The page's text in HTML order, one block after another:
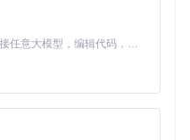
README.md文件，里面
环境配置。这一步就像组装
成。进入项目目录，执行依
Claude Code 的开源替代方案。连接任意大模型，编辑代码，运行命令，自动验证 — 全自动执行。用 Rust 构建，极致性能。 ｜ An open-source alternative to Claude Code. Connect any LLM, edit code, run commands, and verify changes — autonomously. Built in Rust for speed. Get Started